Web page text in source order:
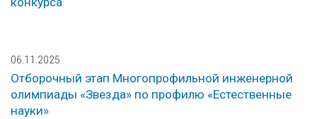
06.11.2025
Отборочный этап Многопрофильной инженерной
олимпиады «Звезда» по профилю «Естественные
науки»